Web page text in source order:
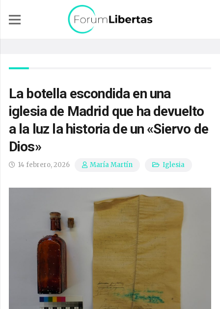
La botella escondida en una
iglesia de Madrid que ha devuelto
a la luz la historia de un «Siervo de
Dios»
14 febrero, 2026 María Martín Iglesia